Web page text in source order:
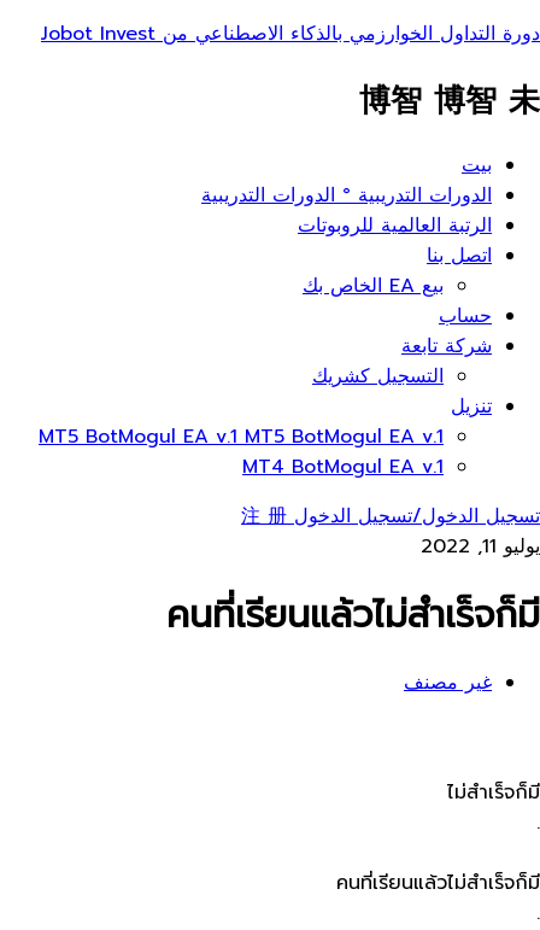
دورة التداول الخوارزمي بالذكاء الاصطناعي من Jobot Invest
博智 博智 未
قائمة
طعام
بيت
الدورات التدريبية ° الدورات التدريبية
الرتبة العالمية للروبوتات
اتصل بنا
بيع EA الخاص بك
حساب
شركة تابعة
التسجيل كشريك
تنزيل
MT5 BotMogul EA v.1 MT5 BotMogul EA v.1
MT4 BotMogul EA v.1
تسجيل الدخول/تسجيل الدخول 注 册
يوليو 11, 2022
คนที่เรียนแล้วไม่สำเร็จก็มี
غير مصنف
ไม่สำเร็จก็มี
.
คนที่เรียนแล้วไม่สำเร็จก็มี
.